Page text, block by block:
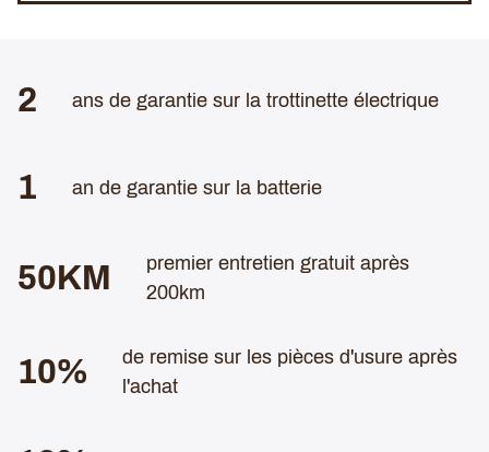
2 ans de garantie sur la trottinette électrique
1 an de garantie sur la batterie
50KM
premier entretien gratuit après
200km
10%
de remise sur les pièces d'usure après
l'achat